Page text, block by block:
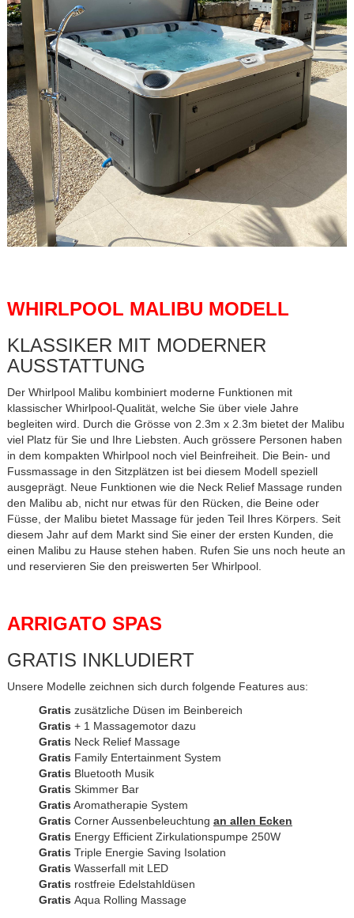
WHIRLPOOL MALIBU MODELL
KLASSIKER MIT MODERNER
AUSSTATTUNG
Der Whirlpool Malibu kombiniert moderne Funktionen mit
klassischer Whirlpool-Qualität, welche Sie über viele Jahre
begleiten wird. Durch die Grösse von 2.3m x 2.3m bietet der Malibu
viel Platz für Sie und Ihre Liebsten. Auch grössere Personen haben
in dem kompakten Whirlpool noch viel Beinfreiheit. Die Bein- und
Fussmassage in den Sitzplätzen ist bei diesem Modell speziell
ausgeprägt. Neue Funktionen wie die Neck Relief Massage runden
den Malibu ab, nicht nur etwas für den Rücken, die Beine oder
Füsse, der Malibu bietet Massage für jeden Teil Ihres Körpers. Seit
diesem Jahr auf dem Markt sind Sie einer der ersten Kunden, die
einen Malibu zu Hause stehen haben. Rufen Sie uns noch heute an
und reservieren Sie den preiswerten 5er Whirlpool.
ARRIGATO SPAS
GRATIS INKLUDIERT
Unsere Modelle zeichnen sich durch folgende Features aus:
Gratis zusätzliche Düsen im Beinbereich
Gratis + 1 Massagemotor dazu
Gratis Neck Relief Massage
Gratis Family Entertainment System
Gratis Bluetooth Musik
Gratis Skimmer Bar
Gratis Aromatherapie System
Gratis Corner Aussenbeleuchtung an allen Ecken
Gratis Energy Efficient Zirkulationspumpe 250W
Gratis Triple Energie Saving Isolation
Gratis Wasserfall mit LED
Gratis rostfreie Edelstahldüsen
Gratis Aqua Rolling Massage